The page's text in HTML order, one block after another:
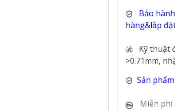
Bảo
hàng&lắp
Kỹ thuật
>0.71mm,
Sản
Miễn phí